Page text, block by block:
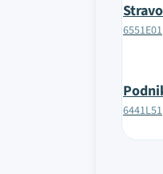
6551E01
6441L51